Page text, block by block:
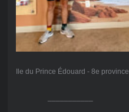
Ile du Prince Édouard - 8e province